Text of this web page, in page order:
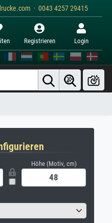
· 0043 4257 29415
Registrieren Login
Höhe (Motiv, cm)